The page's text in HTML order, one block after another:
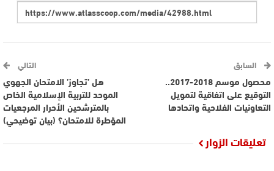
السابق
محصول موسم 2018-2017..
التوقيع على اتفاقية لتمويل
التعاونيات الفلاحية واتحادها
التالي
هل ’تجاوز’ الامتحان الجهوي
الموحد للتربية الإسلامية الخاص
بالمترشحين الأحرار المرجعيات
المؤطرة للامتحان؟ (بيان توضيحي)
تعليقات الزوار